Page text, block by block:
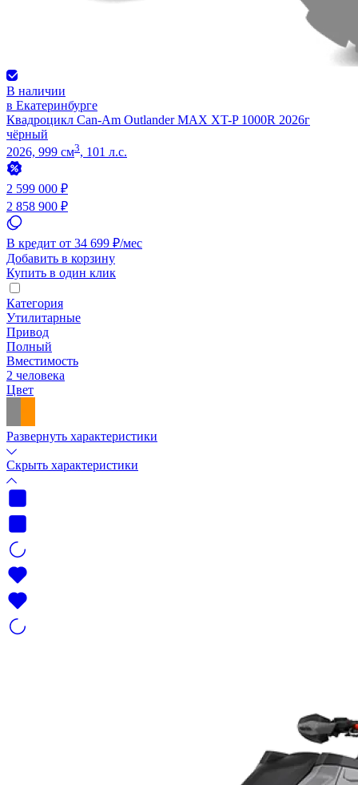
В наличии
в Екатеринбурге
Квадроцикл Can-Am Outlander MAX XT-P 1000R 2026г
чёрный
2026, 999 см3, 101 л.с.
2 599 000 ₽
2 858 900 ₽
В кредит от 34 699 ₽/мес
Добавить в корзину
Купить в один клик
Категория
Утилитарные
Привод
Полный
Вместимость
2 человека
Цвет
Развернуть характеристики
Скрыть характеристики